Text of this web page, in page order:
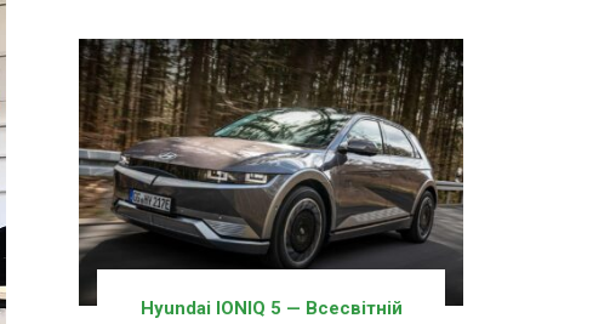
Hyundai IONIQ 5 — Всесвітній